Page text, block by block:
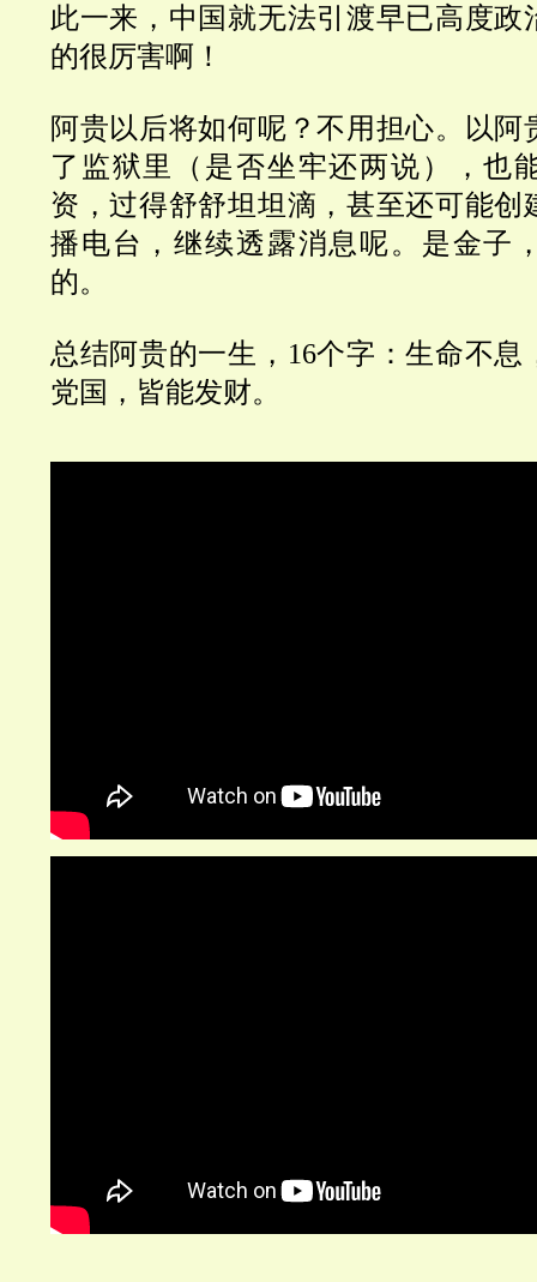
此一来，中国就无法引渡早已高度政
的很厉害啊！
阿贵以后将如何呢？不用担心。以阿
了监狱里（是否坐牢还两说），也
资，过得舒舒坦坦滴，甚至还可能创
播电台，继续透露消息呢。是金子
的。
总结阿贵的一生， 16个字：生命不
党国，皆能发财。